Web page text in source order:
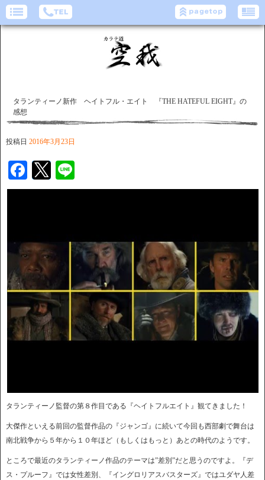
タランティーノ新作 ヘイトフル・エイト 『THE HATEFUL EIGHT』の
感想
投稿日 2016年3月23日
Facebook
Twitter
タランティーノ監督の第８作目である『ヘイトフルエイト』観てきました！
大傑作といえる前回の監督作品の『ジャンゴ』に続いて今回も西部劇で舞台は
南北戦争から５年から１０年ほど（もしくはもっと）あとの時代のようです。
ところで最近のタランティーノ作品のテーマは”差別”だと思うのですよ。『デ
ス・プルーフ』では女性差別、『イングロリアスバスターズ』ではユダヤ人差